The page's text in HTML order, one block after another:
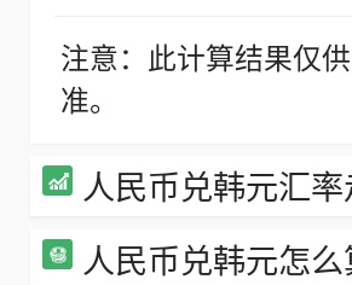
注意：此计算结果仅
准。
人民币兑韩元汇
人民币兑韩元怎么